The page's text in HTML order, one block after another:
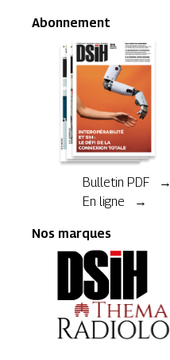
Abonnement
Bulletin PDF →
En ligne →
Nos marques